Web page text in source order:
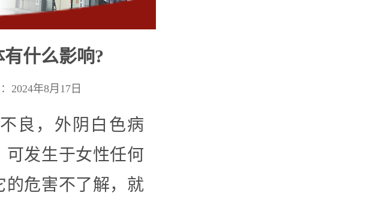
什么影响?
2024年8月17日
良，外阴白色病
可发生于女性任何
的危害不了解，就